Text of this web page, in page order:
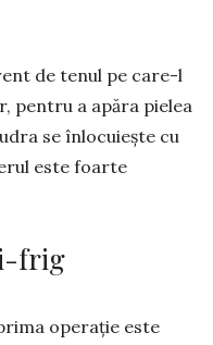
de tenul pe care-l
pentru a apăra pielea
se în­locuiește cu
este foar­te
frig
operație este